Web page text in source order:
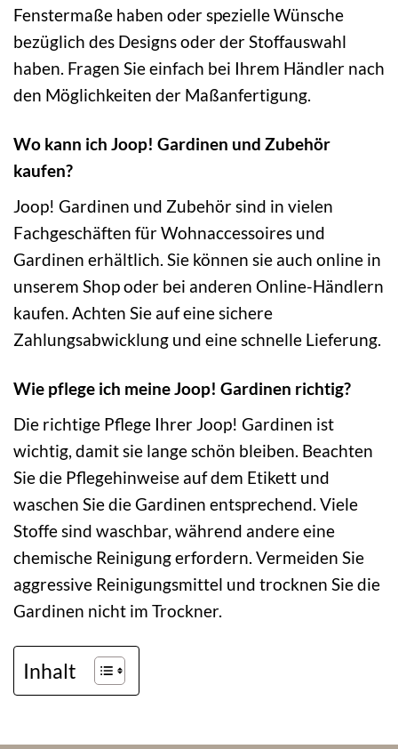
Fenstermaße haben oder spezielle Wünsche
bezüglich des Designs oder der Stoffauswahl
haben. Fragen Sie einfach bei Ihrem Händler nach
den Möglichkeiten der Maßanfertigung.
Wo kann ich Joop! Gardinen und Zubehör
kaufen?
Joop! Gardinen und Zubehör sind in vielen
Fachgeschäften für Wohnaccessoires und
Gardinen erhältlich. Sie können sie auch online in
unserem Shop oder bei anderen Online-Händlern
kaufen. Achten Sie auf eine sichere
Zahlungsabwicklung und eine schnelle Lieferung.
Wie pflege ich meine Joop! Gardinen richtig?
Die richtige Pflege Ihrer Joop! Gardinen ist
wichtig, damit sie lange schön bleiben. Beachten
Sie die Pflegehinweise auf dem Etikett und
waschen Sie die Gardinen entsprechend. Viele
Stoffe sind waschbar, während andere eine
chemische Reinigung erfordern. Vermeiden Sie
aggressive Reinigungsmittel und trocknen Sie die
Gardinen nicht im Trockner.
Inhalt